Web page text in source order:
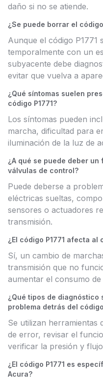
daño si no se atiende.
¿Se puede borrar el
Aunque el código P1771
temporalmente con un
subyacente debe
evitar que vuelva a
¿Qué síntomas suelen
código P1771?
Los síntomas pueden
marcha, dificultad para
iluminación de la luz de
¿A qué se puede deber
válvulas de control?
Puede deberse a
eléctricas sueltas,
sensores o actuadores
transmisión.
¿El código P1771 afecta
Sí, un cambio de
transmisión que no
aumentar el consumo
¿Qué tipos de
problema detrás del código
Se utilizan herramientas
de error, revisar el
verificar la presión y
¿El código P1771 es
Acura?